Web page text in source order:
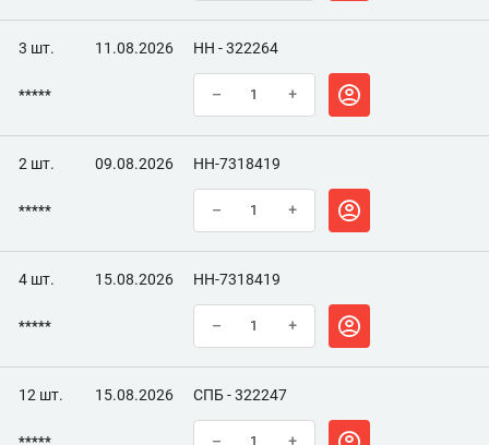
3 шт. 11.08.2026 НН - 322264
***** – +
2 шт. 09.08.2026 НН-7318419
***** – +
4 шт. 15.08.2026 НН-7318419
***** – +
12 шт. 15.08.2026 СПБ - 322247
*****